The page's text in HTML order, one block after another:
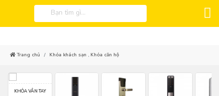
Trang chủ Khóa khách sạn , Khóa căn hộ
KHÓA VÂN TAY